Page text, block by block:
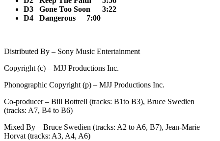
D3
Gone Too Soon
3:22
D4
Dangerous 7:00
Distributed By – Sony Music Entertainment
Copyright (c) – MJJ Productions Inc.
Phonographic Copyright (p) – MJJ Productions Inc.
Co-producer – Bill Bottrell (tracks: B1to B3), Bruce Swedien
(tracks: A7, B4 to B6)
Mixed By – Bruce Swedien (tracks: A2 to A6, B7), Jean-Marie
Horvat (tracks: A3, A4, A6)